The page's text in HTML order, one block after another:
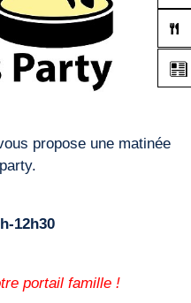
propose une matinée
12h30
portail famille !